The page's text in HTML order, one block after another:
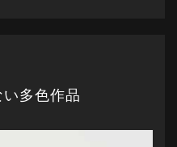
い多色作品